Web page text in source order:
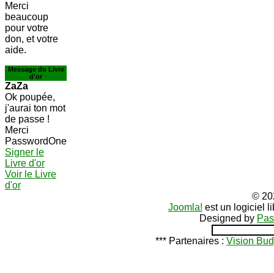
Merci
beaucoup
pour votre
don, et votre
aide.
Message du Livre
d'or
ZaZa
Ok poupée,
j'aurai ton mot
de passe !
Merci
PasswordOne
Signer le
Livre d'or
Voir le Livre
d'or
©
Joomla! est un logiciel
Designed by
*** Partenaires : Vision